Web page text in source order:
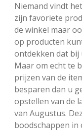
Niemand vindt
zijn favoriete
de winkel maar
op producten
ontdekken dat bij
Maar om echt te
prijzen van de
besparen dan u
opstellen van de
van Augustus.
boodschappen in